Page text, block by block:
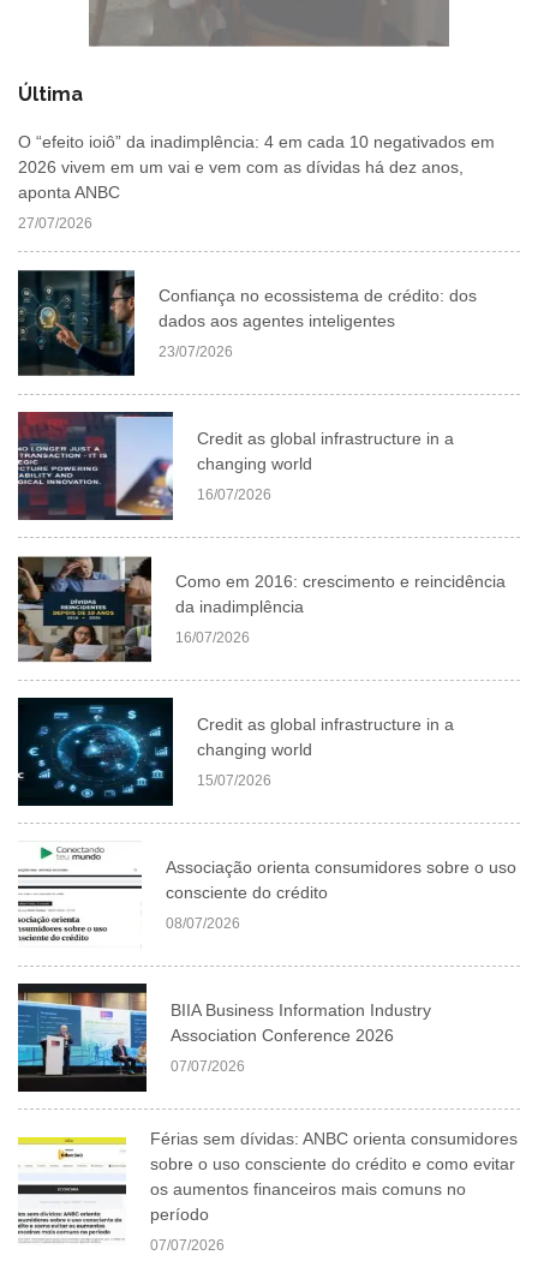
Última
O “efeito ioiô” da inadimplência: 4 em cada 10 negativados em
2026 vivem em um vai e vem com as dívidas há dez anos,
aponta ANBC
27/07/2026
Confiança no ecossistema de crédito: dos
dados aos agentes inteligentes
23/07/2026
Credit as global infrastructure in a
changing world
16/07/2026
Como em 2016: crescimento e reincidência
da inadimplência
16/07/2026
Credit as global infrastructure in a
changing world
15/07/2026
Associação orienta consumidores sobre o uso
consciente do crédito
08/07/2026
BIIA Business Information Industry
Association Conference 2026
07/07/2026
Férias sem dívidas: ANBC orienta consumidores
sobre o uso consciente do crédito e como evitar
os aumentos financeiros mais comuns no
período
07/07/2026